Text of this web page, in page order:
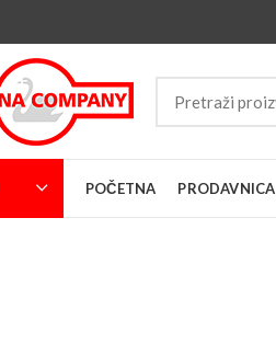
POČETNA PRODAVNICA